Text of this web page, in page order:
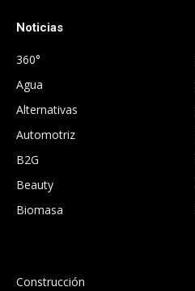
Noticias
360°
Agua
Alternativas
Automotriz
B2G
Beauty
Biomasa
Construcción